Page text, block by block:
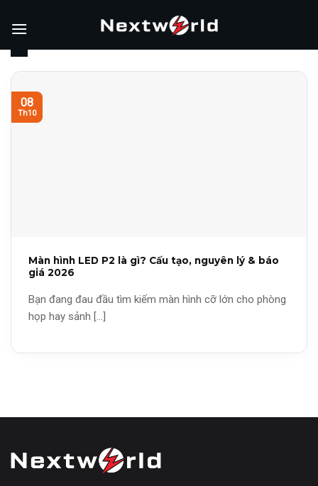
Màn hình LED P2 là gì? Cấu tạo, nguyên lý & báo
giá 2026
Bạn đang đau đầu tìm kiếm màn hình cỡ lớn cho phòng
họp hay sảnh [...]
08
Th10